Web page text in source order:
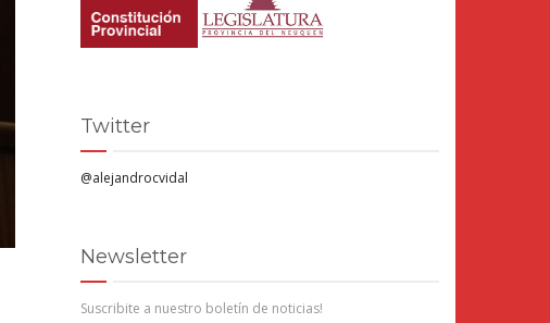
Twitter
@alejandrocvidal
Newsletter
Suscribite a nuestro boletín de noticias!